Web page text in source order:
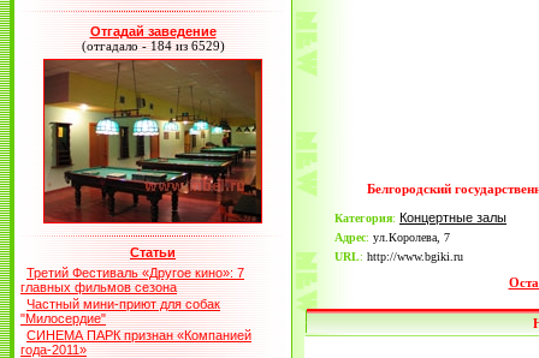
Отгадай заведение
(отгадало - 184 из 6529)
Статьи
Третий Фестиваль «Другое кино»: 7
главных фильмов сезона
Частный мини-приют для собак
"Милосердие"
СИНЕМА ПАРК признан «Компанией
года-2011»
Белгородский
Категория: Концертные залы
Адрес: ул.Королева, 7
URL: http://www.bgiki.ru